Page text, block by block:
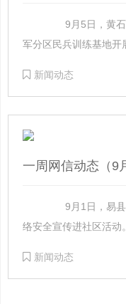
9月5日，黄石市
军分区民兵训练基地开
新闻动态
一周网信动态（9
9月1日，易县县委
络安全宣传进社区活动
新闻动态